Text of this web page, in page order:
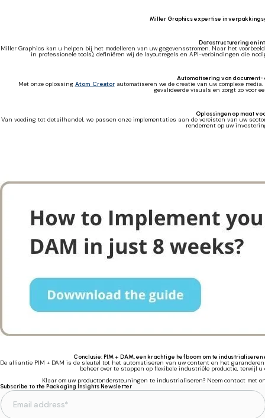
Miller Graphics expertise in
Datastructurering en
Miller Graphics kan u helpen bij het modelleren van uw gegevensstromen. Naar het
in professionele tools), definiëren wij de layoutregels en API-verbindingen die
Automatisering van
Met onze oplossing Atom Creatorautomatiseren we de creatie van uw complexe
gevalideerde visuals en zorgt zo voor
Oplossingen op maat
Van voeding tot detailhandel, we passen onze implementaties aan de vereisten van uw
rendement op uw
Conclusie: PIM + DAM, een krachtige hefboom om te
De alliantie PIM + DAM is de sleutel tot het automatiseren van uw content en het
beheer over te stappen op flexibele industriële productie, terwijl
Klaar om uw productondersteuningen te industrialiseren? Neem contact met
Subscribe to the Packaging Insights Newsletter